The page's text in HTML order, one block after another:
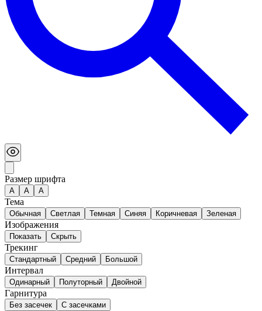
Размер шрифта
А A A
Тема
Обычная Светлая Темная Синяя Коричневая Зеленая
Изображения
Показать Скрыть
Трекинг
Стандартный Средний Большой
Интервал
Одинарный Полуторный Двойной
Гарнитура
Без засечек
С засечками